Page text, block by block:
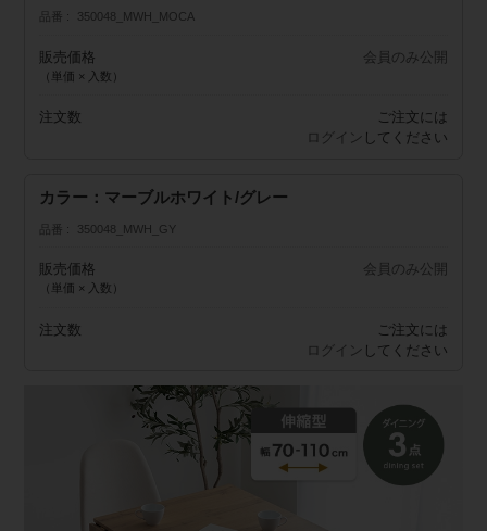
品番 350048_MWH_MOCA
販売価格
（単価 × 入数）
会員のみ公開
注文数
ご注文には
ログイン してください
カラー：マーブルホワイト/グレー
品番 350048_MWH_GY
販売価格
（単価 × 入数）
会員のみ公開
注文数
ご注文には
ログイン してください